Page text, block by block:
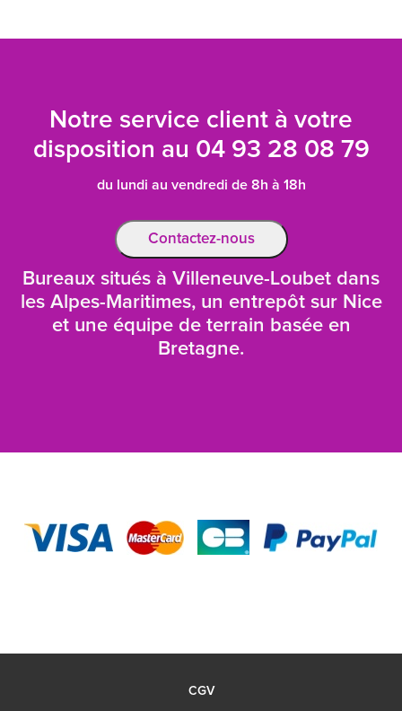
Notre service client à votre
disposition au 04 93 28 08 79
du lundi au vendredi de 8h à 18h
Contactez-nous
Bureaux situés à Villeneuve-Loubet dans
les Alpes-Maritimes, un entrepôt sur Nice
et une équipe de terrain basée en
Bretagne.
CGV